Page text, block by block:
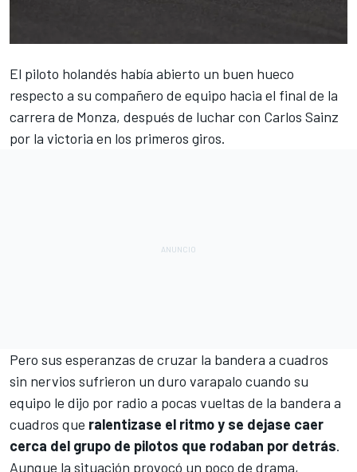
El piloto holandés había abierto un buen hueco
respecto a su compañero de equipo hacia el final de la
carrera de Monza, después de luchar con Carlos Sainz
por la victoria en los primeros giros.
Pero sus esperanzas de cruzar la bandera a cuadros
sin nervios sufrieron un duro varapalo cuando su
equipo le dijo por radio a pocas vueltas de la bandera a
cuadros que ralentizase el ritmo y se dejase caer
cerca del grupo de pilotos que rodaban por detrás.
Aunque la situación provocó un poco de drama,